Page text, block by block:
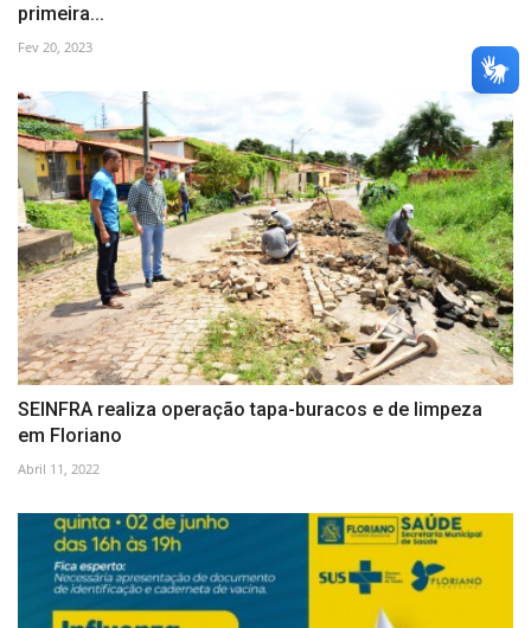
primeira...
Fev 20, 2023
SEINFRA realiza operação tapa-buracos e de limpeza
em Floriano
Abril 11, 2022